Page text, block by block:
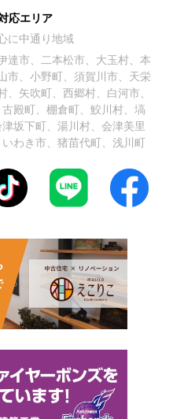
応エリア
に中通り地域
達市、二本松市、大玉村、本
市、小野町、須賀川市、天栄
矢吹町、西郷村、白河市、
殿町、棚倉町、鮫川村、塙
坂下町、湯川村、会津美里
わき市、猪苗代町、浅川町